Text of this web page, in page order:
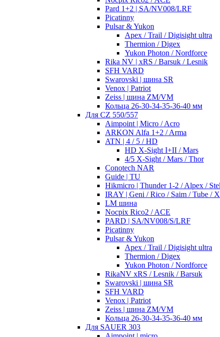
Pard 1+2 | SA/NV008/LRF
Picatinny
Pulsar & Yukon
Apex / Trail / Digisight ultra
Thermion / Digex
Yukon Photon / Nordforce
Rika NV | xRS / Barsuk / Lesnik
SFH VARD
Swarovski | шина SR
Venox | Patriot
Zeiss | шина ZM/VM
Кольца 26-30-34-35-36-40 мм
Для CZ 550/557
Aimpoint | Micro / Acro
ARKON Alfa 1+2 / Arma
ATN | 4 / 5 / HD
HD X-Sight I+II / Mars
4/5 X-Sight / Mars / Thor
Conotech NAR
Guide | TU
Hikmicro | Thunder 1-2 / Alpex /
IRAY | Geni / Rico / Saim / Tube /
LM шина
Nocpix Rico2 / ACE
PARD | SA/NV008/S/LRF
Picatinny
Pulsar & Yukon
Apex / Trail / Digisight ultra
Thermion / Digex
Yukon Photon / Nordforce
RikaNV xRS / Lesnik / Barsuk
Swarovski | шина SR
SFH VARD
Venox | Patriot
Zeiss | шина ZM/VM
Кольца 26-30-34-35-36-40 мм
Для SAUER 303